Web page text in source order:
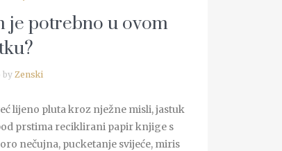
je potrebno u ovom
by Zenski
lijeno pluta kroz nježne misli, jastuk
prstima reciklirani papir knjige s
nečujna, pucketanje svijeće, miris